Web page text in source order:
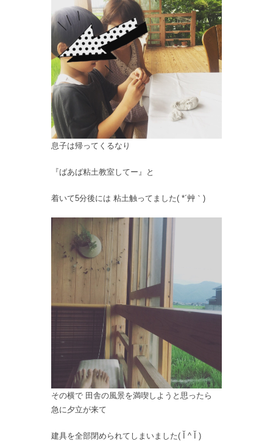
息子は帰ってくるなり
『ばあば粘土教室してー』と
着いて5分後には 粘土触ってました( *´艸｀)
その横で 田舎の風景を満喫しようと思ったら
急に夕立が来て
建具を全部閉められてしまいました( Ĭ ^ Ĭ )